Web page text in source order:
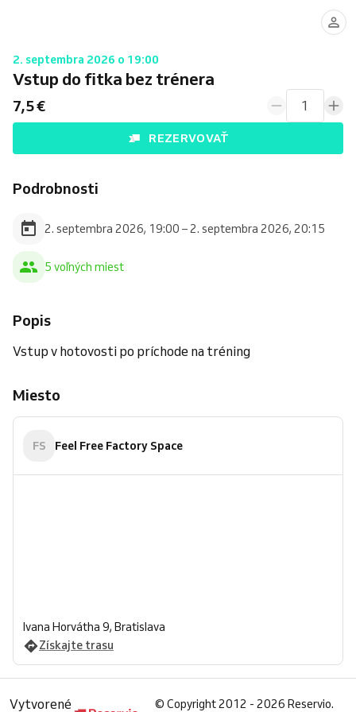
2. septembra 2026 o 19:00
Vstup do fitka bez trénera
7,5 € 1
REZERVOVAŤ
Podrobnosti
2. septembra 2026, 19:00 – 2. septembra 2026, 20:15
5 voľných miest
Popis
Vstup v hotovosti po príchode na tréning
Miesto
FS Feel Free Factory Space
Ivana Horvátha 9, Bratislava
Získajte trasu
Vytvorené © Copyright 2012 - 2026 Reservio.